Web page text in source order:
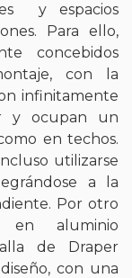
y espacios
Para ello,
concebidos
con la
infinitamente
y ocupan un
en techos.
utilizarse
a la
Por otro
en aluminio
de Draper
con una